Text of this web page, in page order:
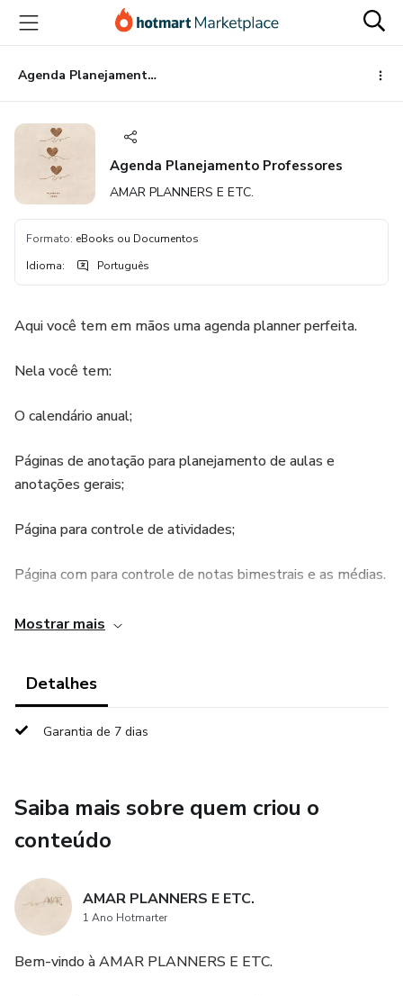
para
conteúdo
principal
para
pagamento
para
rodapé
Agenda Planejamento Professores
Agenda Planejamento Professores
AMAR PLANNERS E ETC.
Formato: eBooks ou Documentos
Idioma: Português
Aqui você tem em mãos uma agenda planner perfeita.
Nela você tem:
O calendário anual;
Páginas de anotação para planejamento de aulas e
anotações gerais;
Página para controle de atividades;
Página com para controle de notas bimestrais e as médias.
Página para avaliação de trabalhos;
Acesse o arquivo e imprima quantas vezes quiser.
Mostrar mais
Detalhes
Garantia de 7 dias
Saiba mais sobre quem criou o
conteúdo
AMAR PLANNERS E ETC.
1 Ano Hotmarter
Bem-vindo à AMAR PLANNERS E ETC.